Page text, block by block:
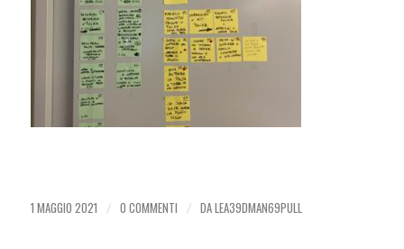
1 MAGGIO 2021 / 0 COMMENTI / DALEA39DMAN69PULL